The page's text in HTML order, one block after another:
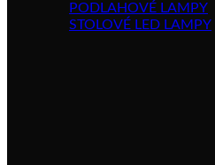
PODLAHOVÉ LAMPY
STOLOVÉ LED LAMPY